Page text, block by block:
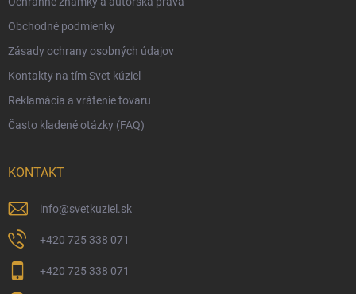
Veľkoobchod
Ekologické balenie objednávok
Obchodné podmienky
Zásady ochrany osobných údajov
Obchodné podmienky
Zásady ochrany osobných údajov
Kontakty na tím Svet kúziel
Reklamácia a vrátenie tovaru
Často kladené otázky (FAQ)
KONTAKT
info@svetkuziel.sk
+420 725 338 071
+420 725 338 071